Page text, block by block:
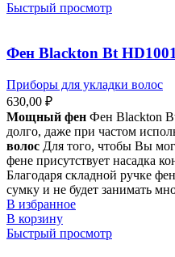
Быстрый просмотр
Фен Blackton Bt
Приборы для укладки волос
630,00 ₽
Мощный фен Фен Blackton
долго, даже при частом
волос Для того, чтобы Вы
фене присутствует насадка
Благодаря складной ручке
сумку и не будет занимать
В избранное
В корзину
Быстрый просмотр